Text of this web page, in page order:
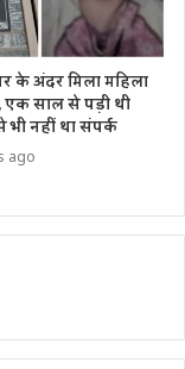
के अंदर मिला महिला
साल से पड़ी थी
भी नहीं था संपर्क
ago